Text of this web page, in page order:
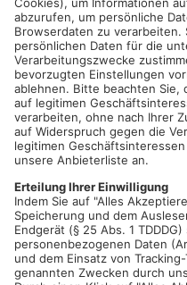
ASCHAFFENBURG.Einmal
Aschaffenburg. Die
Vormittag. Gleichzeitig sind
In und um das Schloss
zahlreiche Autohändler aus
denen immer mehr übrigens
verbindet das
regelmäßig einen
Menschen in die Stadt zu
Innenstadt machen mit.
Jahr ihren 50sten
und spendet den
Sonne, sagen die
Artikel teilen